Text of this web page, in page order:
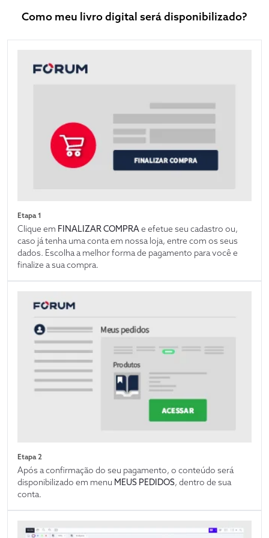
Como meu livro digital será disponibilizado?
Etapa 1
Clique em FINALIZAR COMPRAe efetue seu cadastro ou,
caso já tenha uma conta em nossa loja, entre com os seus
dados. Escolha a melhor forma de pagamento para você e
finalize a sua compra.
Etapa 2
Após a confirmação do seu pagamento, o conteúdo será
disponibilizado em menu MEUS PEDIDOS, dentro de sua
conta.